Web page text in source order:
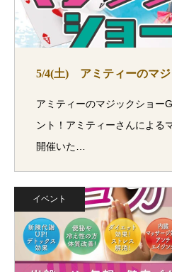
5/4(土) アミティーのマジ
アミティーのマジックショー
ント！アミティーさんによる
開催いた…
イベント